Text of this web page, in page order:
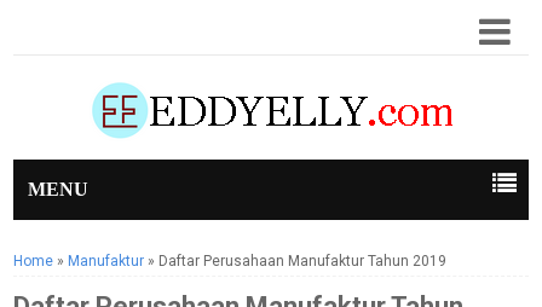
MENU
Home » Manufaktur » Daftar Perusahaan Manufaktur Tahun 2019